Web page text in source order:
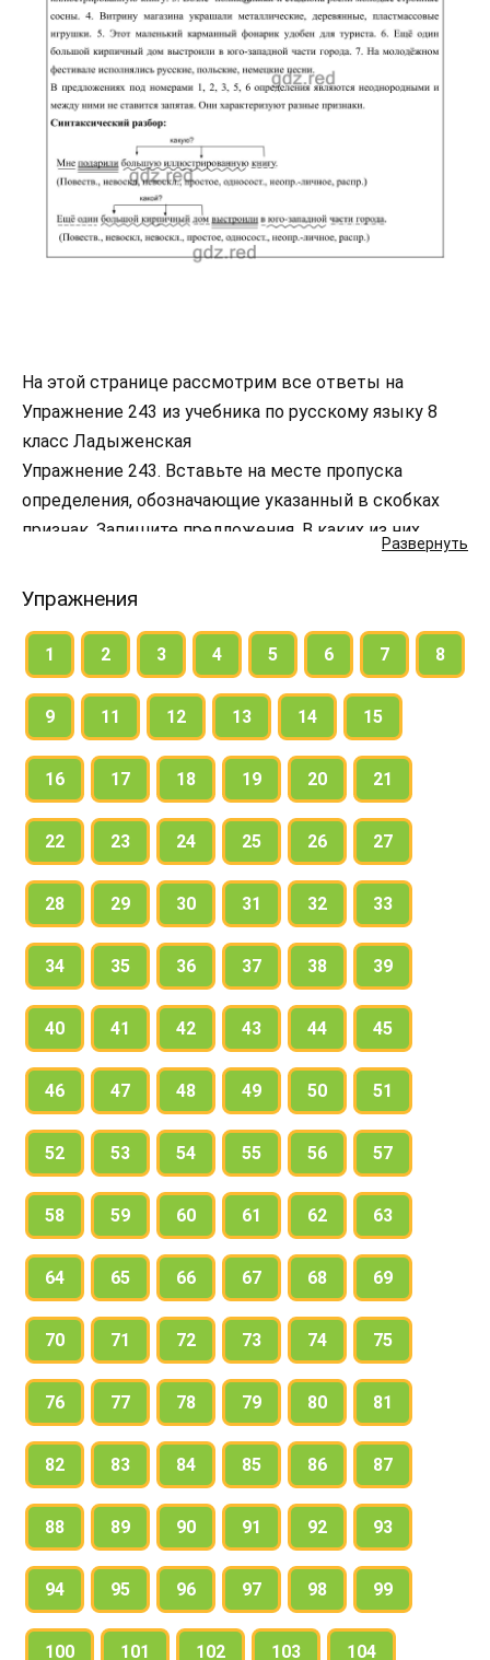
Развернуть
На этой странице рассмотрим все ответы на
Упражнение 243 из учебника по русскому языку 8
класс Ладыженская
Упражнение 243. Вставьте на месте пропуска
определения, обозначающие указанный в скобках
признак. Запишите предложения. В каких из них
определения являются неоднородными? Как вы это
определили?
Упражнения
1 2 3 4 5 6 7 8
9 11 12 13 14 15
16 17 18 19 20 21
22 23 24 25 26 27
28 29 30 31 32 33
34 35 36 37 38 39
40 41 42 43 44 45
46 47 48 49 50 51
52 53 54 55 56 57
58 59 60 61 62 63
64 65 66 67 68 69
70 71 72 73 74 75
76 77 78 79 80 81
82 83 84 85 86 87
88 89 90 91 92 93
94 95 96 97 98 99
100 101 102 103 104